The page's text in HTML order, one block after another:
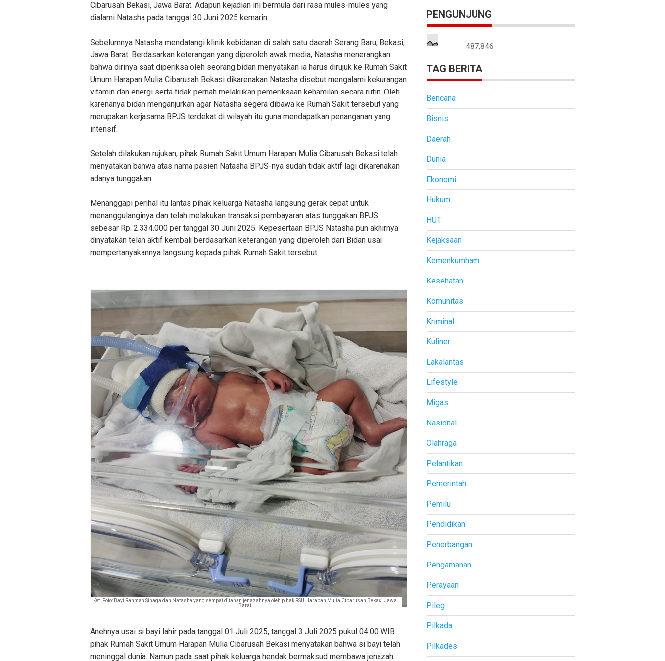
Cibarusah Bekasi, Jawa Barat. Adapun kejadian ini bermula dari rasa mules-mules yang
dialami Natasha pada tanggal 30 Juni 2025 kemarin.
Sebelumnya Natasha mendatangi klinik kebidanan di salah satu daerah Serang Baru, Bekasi,
Jawa Barat. Berdasarkan keterangan yang diperoleh awak media, Natasha menerangkan
bahwa dirinya saat diperiksa oleh seorang bidan menyatakan ia harus dirujuk ke Rumah Sakit
Umum Harapan Mulia Cibarusah Bekasi dikarenakan Natasha disebut mengalami kekurangan
vitamin dan energi serta tidak pernah melakukan pemeriksaan kehamilan secara rutin. Oleh
karenanya bidan menganjurkan agar Natasha segera dibawa ke Rumah Sakit tersebut yang
merupakan kerjasama BPJS terdekat di wilayah itu guna mendapatkan penanganan yang
intensif.
Setelah dilakukan rujukan, pihak Rumah Sakit Umum Harapan Mulia Cibarusah Bekasi telah
menyatakan bahwa atas nama pasien Natasha BPJS-nya sudah tidak aktif lagi dikarenakan
adanya tunggakan.
Menanggapi perihal itu lantas pihak keluarga Natasha langsung gerak cepat untuk
menanggulanginya dan telah melakukan transaksi pembayaran atas tunggakan BPJS
sebesar Rp. 2.334.000 per tanggal 30 Juni 2025. Kepesertaan BPJS Natasha pun akhirnya
dinyatakan telah aktif kembali berdasarkan keterangan yang diperoleh dari Bidan usai
mempertanyakannya langsung kepada pihak Rumah Sakit tersebut.
Ket. Foto: Bayi Rahman Sinaga dan Natasha yang sempat ditahan jenazahnya oleh pihak RSU Harapan Mulia Cibarusah Bekasi Jawa
Barat
Anehnya usai si bayi lahir pada tanggal 01 Juli 2025, tanggal 3 Juli 2025 pukul 04.00 WIB
pihak Rumah Sakit Umum Harapan Mulia Cibarusah Bekasi menyatakan bahwa si bayi telah
meninggal dunia. Namun pada saat pihak keluarga hendak bermaksud membawa jenazah
PENGUNJUNG
487,846
TAG BERITA
Bencana
Bisnis
Daerah
Dunia
Ekonomi
Hukum
HUT
Kejaksaan
Kemenkumham
Kesehatan
Komunitas
Kriminal
Kuliner
Lakalantas
Lifestyle
Migas
Nasional
Olahraga
Pelantikan
Pemerintah
Pemilu
Pendidikan
Penerbangan
Pengamanan
Perayaan
Pileg
Pilkada
Pilkades